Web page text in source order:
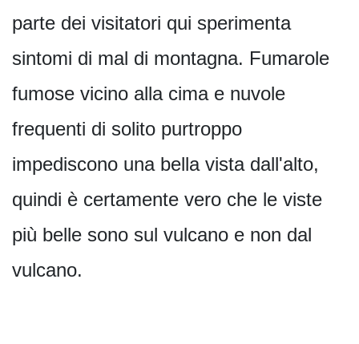
parte dei visitatori qui sperimenta
sintomi di mal di montagna. Fumarole
fumose vicino alla cima e nuvole
frequenti di solito purtroppo
impediscono una bella vista dall'alto,
quindi è certamente vero che le viste
più belle sono sul vulcano e non dal
vulcano.